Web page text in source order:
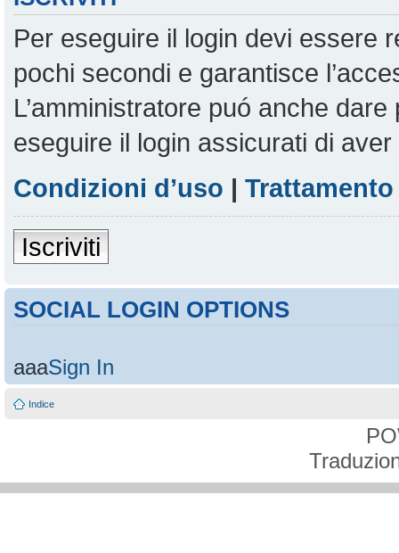
Per eseguire il login devi essere
pochi secondi e garantisce
L’amministratore puó anche
eseguire il login assicurati di
Condizioni d’uso |
Iscriviti
SOCIAL LOGIN OPTIONS
aaaSign In
Indice